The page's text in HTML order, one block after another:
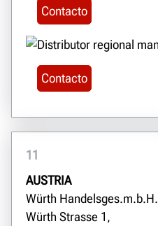
Contacto
Contacto
11
AUSTRIA
Würth Handelsges.m.b.H.
Würth Strasse 1,